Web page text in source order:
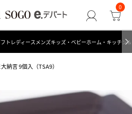
0
ト レディース メンズキッズ・ベビーホーム・キッチン
納言 9個入（TSA9）